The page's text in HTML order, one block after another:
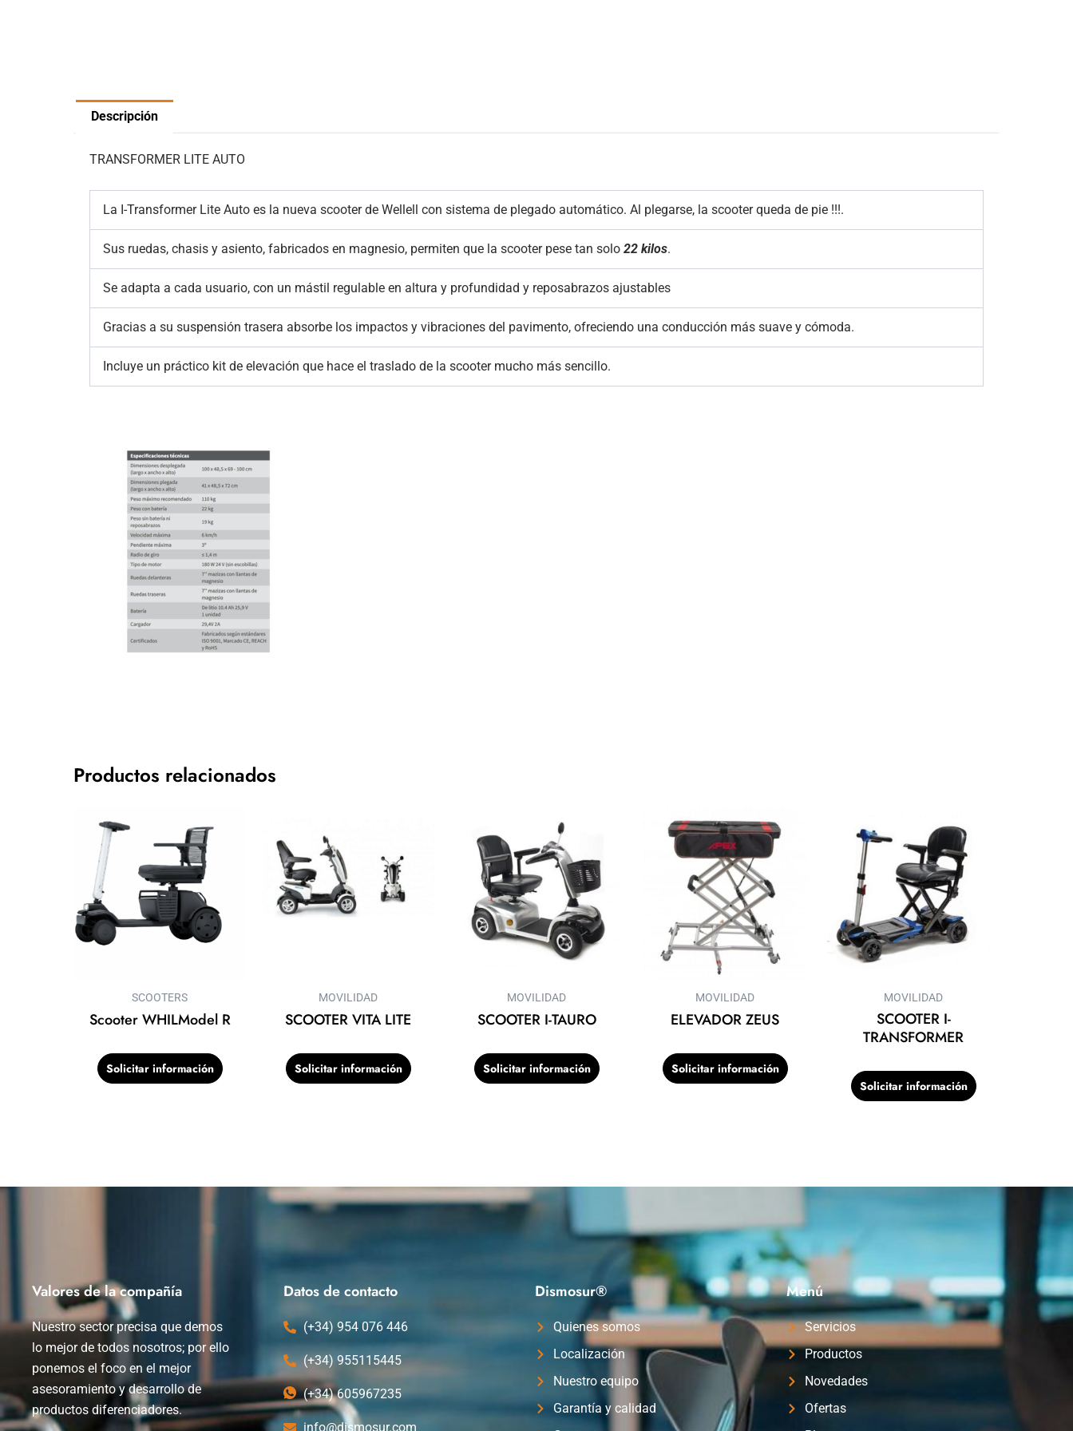
Descripción
TRANSFORMER LITE AUTO
La I-Transformer Lite Auto es la nueva scooter de Wellell con sistema de plegado automático. Al plegarse, la scooter queda de pie !!!.
Sus ruedas, chasis y asiento, fabricados en magnesio, permiten que la scooter pese tan solo 22 kilos.
Se adapta a cada usuario, con un mástil regulable en altura y profundidad y reposabrazos ajustables
Gracias a su suspensión trasera absorbe los impactos y vibraciones del pavimento, ofreciendo una conducción más suave y cómoda.
Incluye un práctico kit de elevación que hace el traslado de la scooter mucho más sencillo.
Productos relacionados
SCOOTERS
Scooter WHILModel R
Solicitar información
MOVILIDAD
SCOOTER VITA LITE
Solicitar información
MOVILIDAD
SCOOTER I-TAURO
Solicitar información
MOVILIDAD
ELEVADOR ZEUS
Solicitar información
MOVILIDAD
SCOOTER I-
TRANSFORMER
Solicitar información
Valores de la compañía
Nuestro sector precisa que demos
lo mejor de todos nosotros; por ello
ponemos el foco en el mejor
asesoramiento y desarrollo de
productos diferenciadores.
Datos de contacto
(+34) 954 076 446
(+34) 955115445
(+34) 605967235
info@dismosur.com
Dismosur®
Quienes somos
Localización
Nuestro equipo
Garantía y calidad
Menú
Servicios
Productos
Novedades
Ofertas